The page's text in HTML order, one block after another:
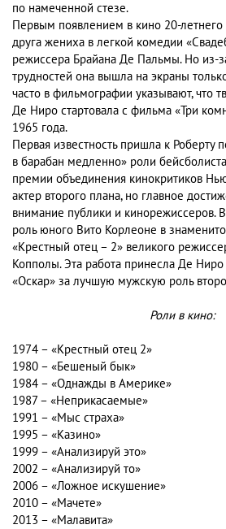
по намеченной стезе.
Первым появлением в кино 20-летнего
друга жениха в легкой комедии
режиссера Брайана Де Пальмы. Но из-
трудностей она вышла на экраны
часто в фильмографии указывают, что
Де Ниро стартовала с фильма «Три
1965 года.
Первая известность пришла к Роберту
в барабан медленно» роли
премии объединения кинокритиков
актер второго плана, но главное
внимание публики и кинорежиссеров.
роль юного Вито Корлеоне в
«Крестный отец – 2» великого
Копполы. Эта работа принесла Де Ниро
«Оскар» за лучшую мужскую роль
Роли в кино:
1974 – «Крестный отец 2»
1980 – «Бешеный бык»
1984 – «Однажды в Америке»
1987 – «Неприкасаемые»
1991 – «Мыс страха»
1995 – «Казино»
1999 – «Анализируй это»
2002 – «Анализируй то»
2006 – «Ложное искушение»
2010 – «Мачете»
2013 – «Малавита»